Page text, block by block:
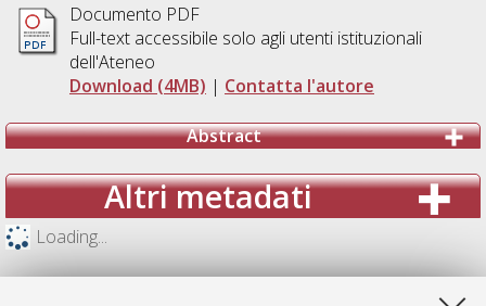
Documento PDF
Full-text accessibile solo agli utenti istituzionali
dell'Ateneo
Download (4MB) | Contatta l'autore
Abstract
Altri metadati
Loading...